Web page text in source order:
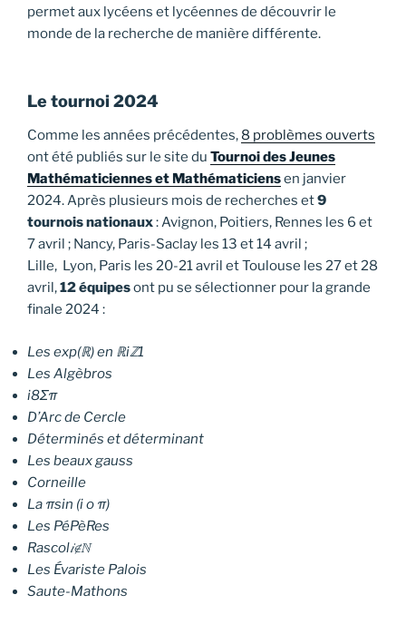
permet aux lycéens et lycéennes de découvrir le
monde de la recherche de manière différente.
Le tournoi 2024
Comme les années précédentes, 8 problèmes ouverts
ont été publiés sur le site du Tournoi des Jeunes
Mathématiciennes et Mathématiciensen janvier
2024. Après plusieurs mois de recherches et9
tournois nationaux: Avignon, Poitiers, Rennes les 6 et
7 avril ; Nancy, Paris-Saclay les 13 et 14 avril ;
Lille, Lyon, Paris les 20-21 avril et Toulouse les 27 et 28
avril,12 équipesont pu se sélectionner pour la grande
finale 2024 :
Les exp(ℝ) en ℝiℤ1
Les Algèbros
i8Σπ
D’Arc de Cercle
Déterminés et déterminant
Les beaux gauss
Corneille
La πsin (i o π)
Les PéPèRes
Rascol𝑖∉ℕ
Les Évariste Palois
Saute-Mathons